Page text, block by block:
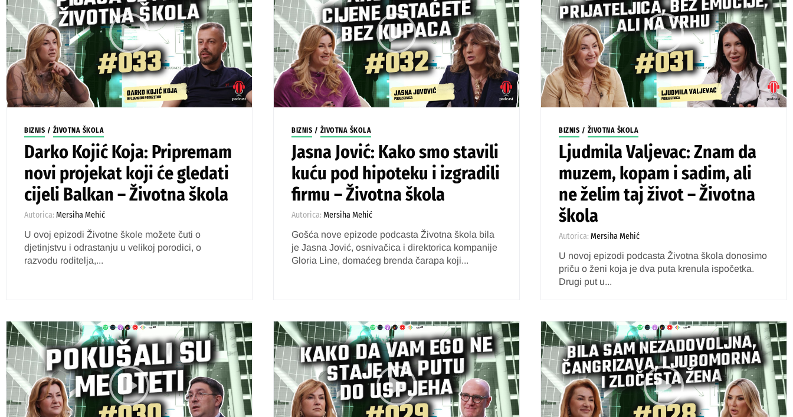
BIZNIS / ŽIVOTNA ŠKOLA
Darko Kojić Koja: Pripremam
novi projekat koji će gledati
cijeli Balkan – Životna škola
Autorica: Mersiha Mehić
U ovoj epizodi Životne škole možete čuti o
djetinjstvu i odrastanju u velikoj porodici, o
razvodu roditelja,...
BIZNIS / ŽIVOTNA ŠKOLA
Jasna Jović: Kako smo stavili
kuću pod hipoteku i izgradili
firmu – Životna škola
Autorica: Mersiha Mehić
Gošća nove epizode podcasta Životna škola bila
je Jasna Jović, osnivačica i direktorica kompanije
Gloria Line, domaćeg brenda čarapa koji...
BIZNIS / ŽIVOTNA ŠKOLA
Ljudmila Valjevac: Znam da
muzem, kopam i sadim, ali
ne želim taj život – Životna
škola
Autorica: Mersiha Mehić
U novoj epizodi podcasta Životna škola donosimo
priču o ženi koja je dva puta krenula ispočetka.
Drugi put u...